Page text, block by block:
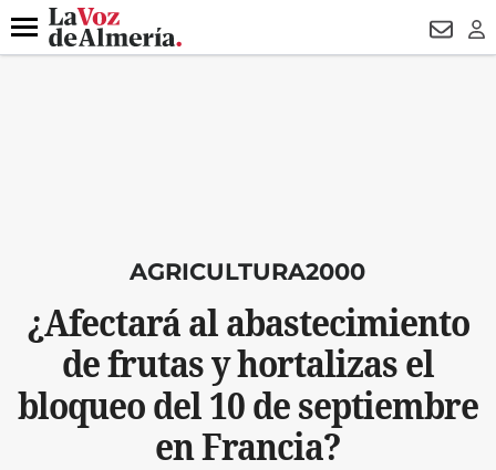
DESTACADO
Menú
AGRICULTURA2000
¿Afectará al abastecimiento
de frutas y hortalizas el
bloqueo del 10 de septiembre
en Francia?